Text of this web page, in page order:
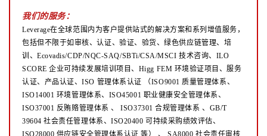
我们的服务：
Leverage在全球范围内为客户提供站式的解决方案和系列增值服务，
包括但不限于如审核、认证、验证、验货、绿色供应链管理、培
训、Ecovadis/CDP/NQC-SAQ/SBTi/CSA/MSCI 技术咨询、ILO
SCORE 企业可持续发展培训项目、Higg FEM 环境验证项目、服务
认证、产品认证、ISO 管理体系认证
（ISO9001 质量管理体系、
ISO14001 环境管理体系、ISO45001 职业健康安全管理体系、
ISO37001 反贿赂管理体系、ISO37301 合规管理体系 、GB/T
39604 社会责任管理体系、ISO20400 可持续采购绩效评估、
ISO28000 供应链安全管理体系认证等）、SA8000 社会责任审核